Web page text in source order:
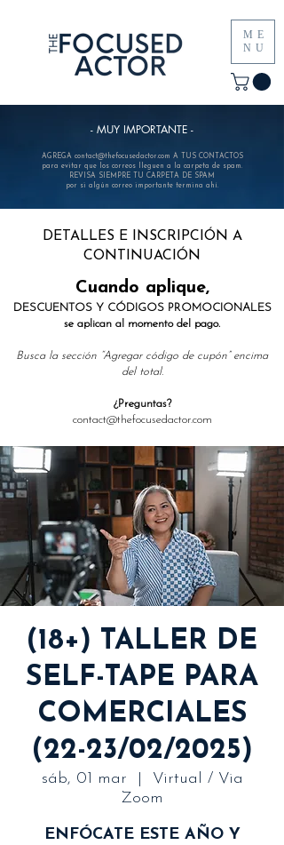
ME
NU
- MUY IMPORTANTE -
AGREGA contact@thefocusedactor.com A TUS CONTACTOS
para evitar que los correos lleguen a la carpeta de spam.
REVISA SIEMPRE TU CARPETA DE SPAM
por si algún correo importante termina ahí.
DETALLES E INSCRIPCIÓN A
CONTINUACIÓN
Cuando aplique,
DESCUENTOS Y CÓDIGOS PROMOCIONALES
se aplican al momento del pago.
Busca la sección “Agregar código de cupón” encima
del total.
¿Preguntas?
contact@thefocusedactor.com
(18+) TALLER DE
SELF-TAPE PARA
COMERCIALES
(22-23/02/2025)
sáb, 01 mar
Virtual / Via
Zoom
ENFÓCATE ESTE AÑO Y